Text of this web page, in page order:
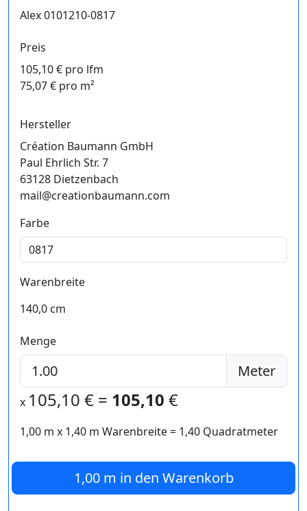
Alex 0101210-0817
Preis
105,10 € pro lfm
75,07 € pro m²
Hersteller
Création Baumann GmbH
Paul Ehrlich Str. 7
63128 Dietzenbach
mail@creationbaumann.com
Farbe
Warenbreite
140,0 cm
Menge
Meter
x 105,10 € = 105,10 €
1,00 m x 1,40 m Warenbreite = 1,40 Quadratmeter
1,00 m in den Warenkorb